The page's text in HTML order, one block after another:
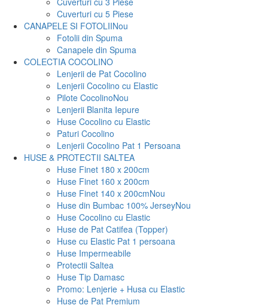
Cuverturi cu 5 Piese
CANAPELE SI FOTOLIINou
Fotolii din Spuma
Canapele din Spuma
COLECTIA COCOLINO
Lenjerii de Pat Cocolino
Lenjerii Cocolino cu Elastic
Pilote CocolinoNou
Lenjerii Blanita Iepure
Huse Cocolino cu Elastic
Paturi Cocolino
Lenjerii Cocolino Pat 1 Persoana
HUSE & PROTECTII SALTEA
Huse Finet 180 x 200cm
Huse Finet 160 x 200cm
Huse Finet 140 x 200cmNou
Huse din Bumbac 100% JerseyNou
Huse Cocolino cu Elastic
Huse de Pat Catifea (Topper)
Huse cu Elastic Pat 1 persoana
Huse Impermeabile
Protectii Saltea
Huse Tip Damasc
Promo: Lenjerie + Husa cu Elastic
Huse de Pat Premium